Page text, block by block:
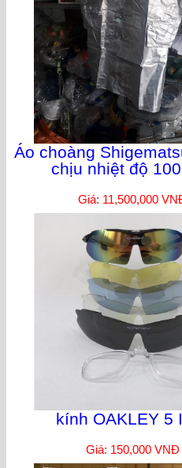
Áo choàng
chịu nhiệt độ
Giá: 11,500,000
kính OAKLEY 5
Giá: 150,000 VNĐ